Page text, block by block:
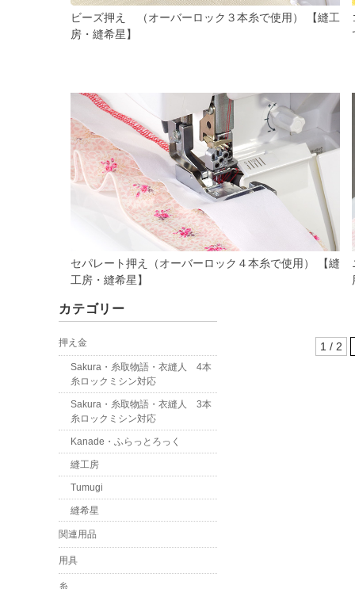
ビーズ押え （オーバーロック３本糸で使用） 【縫工
房・縫希星】
セパレート押え（オーバーロック４本糸で使用） 【縫
工房・縫希星】
1 / 2
カテゴリー
押え金
Sakura・糸取物語・衣縫人 4本
糸ロックミシン対応
Sakura・糸取物語・衣縫人 3本
糸ロックミシン対応
Kanade・ふらっとろっく
縫工房
Tumugi
縫希星
関連用品
用具
糸